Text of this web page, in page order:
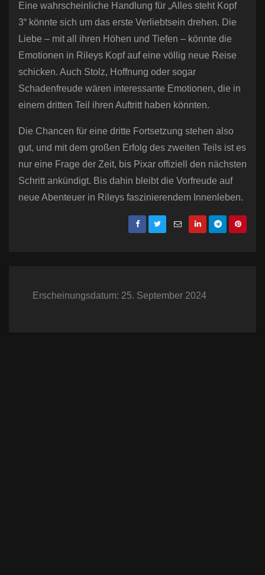
Eine wahrscheinliche Handlung für „Alles steht Kopf
3“ könnte sich um das erste Verliebtsein drehen. Die
Liebe – mit all ihren Höhen und Tiefen – könnte die
Emotionen in Rileys Kopf auf eine völlig neue Reise
schicken. Auch Stolz, Hoffnung oder sogar
Schadenfreude wären interessante Emotionen, die in
einem dritten Teil ihren Auftritt haben könnten.
Die Chancen für eine dritte Fortsetzung stehen also
gut, und mit dem großen Erfolg des zweiten Teils ist es
nur eine Frage der Zeit, bis Pixar offiziell den nächsten
Schritt ankündigt. Bis dahin bleibt die Vorfreude auf
neue Abenteuer in Rileys faszinierendem Innenleben.
Erscheinungsdatum: 25. September 2024